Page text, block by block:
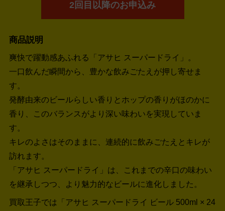
2回目以降のお申込み
商品説明
爽快で躍動感あふれる「アサヒ スーパードライ」。
一口飲んだ瞬間から、豊かな飲みごたえが押し寄せま
す。
発酵由来のビールらしい香りとホップの香りがほのかに
香り、このバランスがより深い味わいを実現していま
す。
キレのよさはそのままに、連続的に飲みごたえとキレが
訪れます。
「アサヒ スーパードライ」は、これまでの辛口の味わい
を継承しつつ、より魅力的なビールに進化しました。
買取王子では「アサヒ スーパードライ ビール 500ml × 24